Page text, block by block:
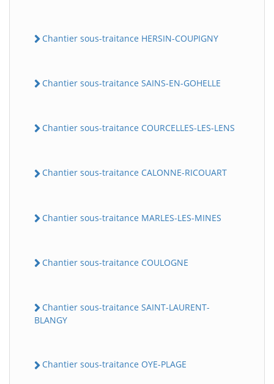
Chantier sous-traitance HERSIN-COUPIGNY
Chantier sous-traitance SAINS-EN-GOHELLE
Chantier sous-traitance COURCELLES-LES-LENS
Chantier sous-traitance CALONNE-RICOUART
Chantier sous-traitance MARLES-LES-MINES
Chantier sous-traitance COULOGNE
Chantier sous-traitance SAINT-LAURENT-
BLANGY
Chantier sous-traitance OYE-PLAGE